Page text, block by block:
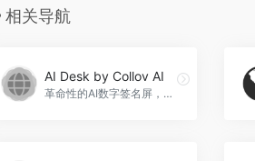
相关导航
AI Desk by Collov AI
革命性的AI数字签名屏，提升商店和展会参与度。AI Desk by Collov AI官网入口网址